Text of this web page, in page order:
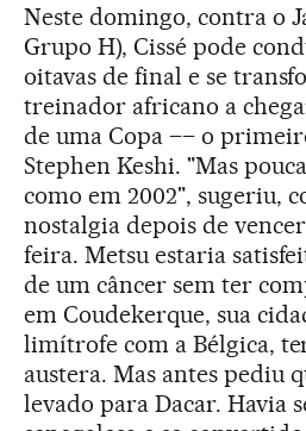
Neste domingo, contra o
Grupo H), Cissé pode
oitavas de final e se
treinador africano a
de uma Copa –– o
Stephen Keshi. "Mas
como em 2002", sugeriu,
nostalgia depois de
feira. Metsu estaria
de um câncer sem ter
em Coudekerque, sua
limítrofe com a Bélgica,
austera. Mas antes pediu
levado para Dacar. Havia